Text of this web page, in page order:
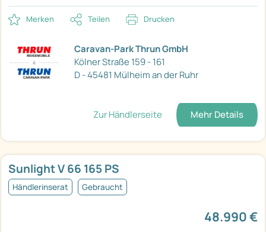
Merken Teilen Drucken
Caravan-Park Thrun GmbH
Kölner Straße 159 - 161
D - 45481 Mülheim an der Ruhr
Zur Händlerseite Mehr Details
Sunlight V 66 165 PS
Händlerinserat Gebraucht
48.990 €